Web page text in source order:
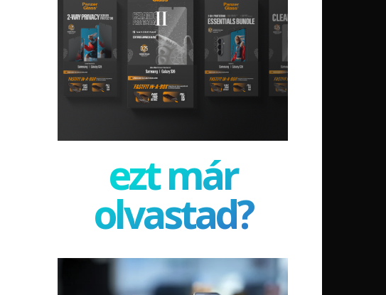
ezt már
olvastad?